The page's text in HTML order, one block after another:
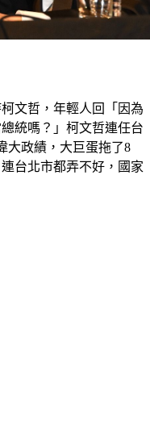
文哲，年輕人回「因為
統嗎？」柯文哲連任台
大政績，大巨蛋拖了8
台北市都弄不好，國家